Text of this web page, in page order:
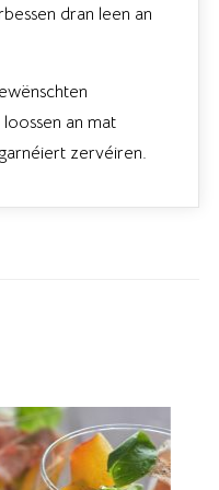
dran leen an
an mat
zervéiren.